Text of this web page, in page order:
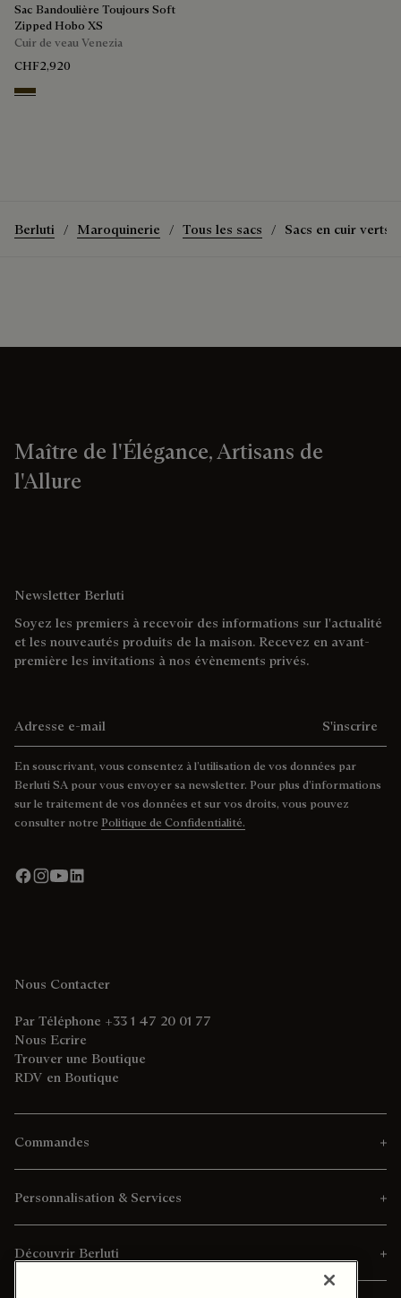
Sac Bandoulière Toujours Soft
Zipped Hobo XS
Cuir de veau Venezia
CHF2,920
Appennini
Berluti Maroquinerie Tous les sacs Sacs en cuir verts
Maître de l'Élégance, Artisans de
l'Allure
Newsletter Berluti
Soyez les premiers à recevoir des informations sur l'actualité
et les nouveautés produits de la maison. Recevez en avant-
première les invitations à nos évènements privés.
S'inscrire
En souscrivant, vous consentez à l’utilisation de vos données par
Berluti SA pour vous envoyer sa newsletter. Pour plus d’informations
sur le traitement de vos données et sur vos droits, vous pouvez
consulter notre Politique de Confidentialité.
Nous Contacter
Par Téléphone +33 1 47 20 01 77
Nous Ecrire
Trouver une Boutique
RDV en Boutique
Commandes
Personnalisation & Services
Découvrir Berluti